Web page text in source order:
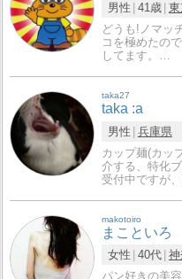
男性 41歳
どうも!ノマッ
コを極めたの
してます。…
taka27
taka :a
男性 兵庫県
カップ麺(カッ
介する、特化
受付中ですが
makotoiro
まこといろ
女性 40代
パン好きの美